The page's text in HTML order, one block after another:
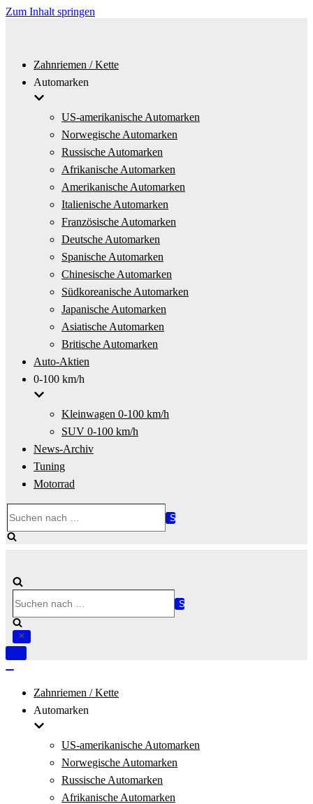
Zum Inhalt springen
Zahnriemen / Kette
Automarken
US-amerikanische Automarken
Norwegische Automarken
Russische Automarken
Afrikanische Automarken
Amerikanische Automarken
Italienische Automarken
Französische Automarken
Deutsche Automarken
Spanische Automarken
Chinesische Automarken
Südkoreanische Automarken
Japanische Automarken
Asiatische Automarken
Britische Automarken
Auto-Aktien
0-100 km/h
Kleinwagen 0-100 km/h
SUV 0-100 km/h
News-Archiv
Tuning
Motorrad
nach …
nach …
Navigation
Zahnriemen / Kette
Automarken
US-amerikanische Automarken
Norwegische Automarken
Russische Automarken
Afrikanische Automarken